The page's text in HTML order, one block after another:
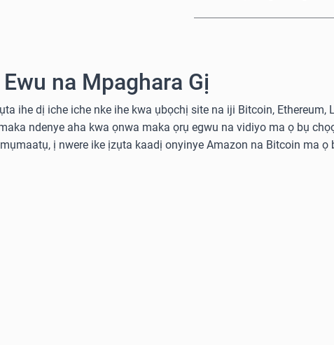
na Mpaghara Gị
ihe dị iche iche nke ihe kwa ụbọchị site na iji Bitcoin, Ethereum,
ndenye aha kwa ọnwa maka ọrụ egwu na vidiyo ma ọ bụ
ị nwere ike ịzụta kaadị onyinye Amazon na Bitcoin ma